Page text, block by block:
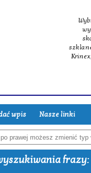
szklanego
Krinex,
wpis Nasze linki
frazy: